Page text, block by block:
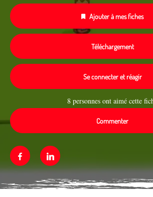
Ajouter à mes fiches
Téléchargement
Se connecter et réagir
8 personnes ont aimé cette
Commenter
FacebookLinkedin